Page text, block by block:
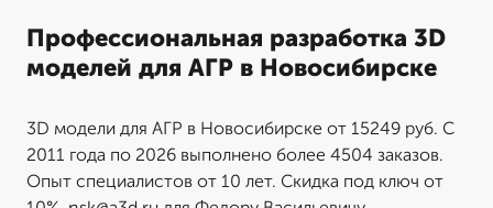
Профессиональная разработка 3D
моделей для АГР в Новосибирске
3D модели для АГР в Новосибирске от 15249 руб. С
2011 года по 2026 выполнено более 4504 заказов.
Опыт специалистов от 10 лет. Скидка под ключ от